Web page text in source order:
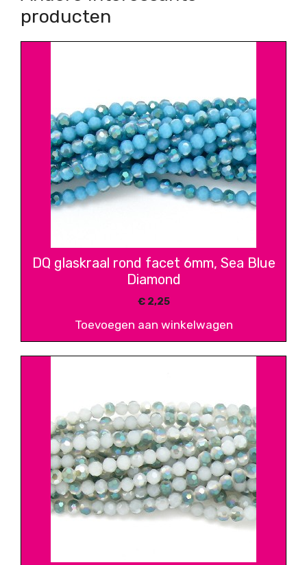
producten
DQ glaskraal rond facet 6mm, Sea Blue
Diamond
€2,25
Toevoegen aan winkelwagen